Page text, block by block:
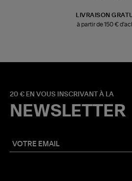
LIVRAISON
à partir de 150 €
20 € EN VOUS INSCRIVANT À LA
NEWSLETTER